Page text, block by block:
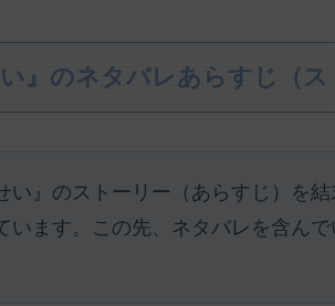
』のネタバレあらすじ（ス
い』のストーリー（あらすじ）を
います。この先、ネタバレを含ん